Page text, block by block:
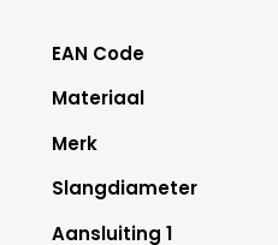
EAN Code
Materiaal
Merk
Slangdiameter
Aansluiting 1